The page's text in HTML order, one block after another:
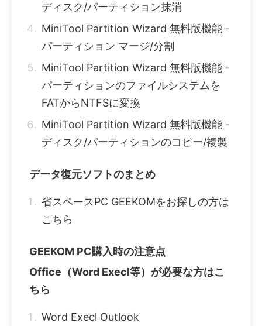
ディスク/パーティション抹消
MiniTool Partition Wizard 無料版機能 -
パーティション マージ/分割
MiniTool Partition Wizard 無料版機能 -
パーティションのファイルシステムを
FATからNTFSに変換
MiniTool Partition Wizard 無料版機能 -
ディスク/パーティションのコピー/複製
データ復元ソフトのまとめ
省スペースPC GEEKOMをお探しの方は
こちら
GEEKOM PC購入時の注意点
Office（Word Execl等）が必要な方はこ
ちら
Word Execl Outlook